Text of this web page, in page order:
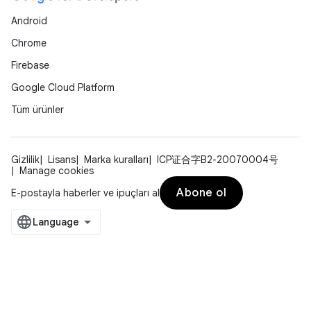
Android
Chrome
Firebase
Google Cloud Platform
Tüm ürünler
Gizlilik Lisans Marka kuralları
ICP证合字B2-20070004号
Manage cookies
E-postayla haberler ve ipuçları al
Abone ol